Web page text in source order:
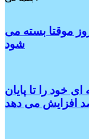
موقتا بسته می
شود
خود را تا پایان